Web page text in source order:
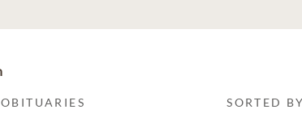
OBITUARIES SORTED